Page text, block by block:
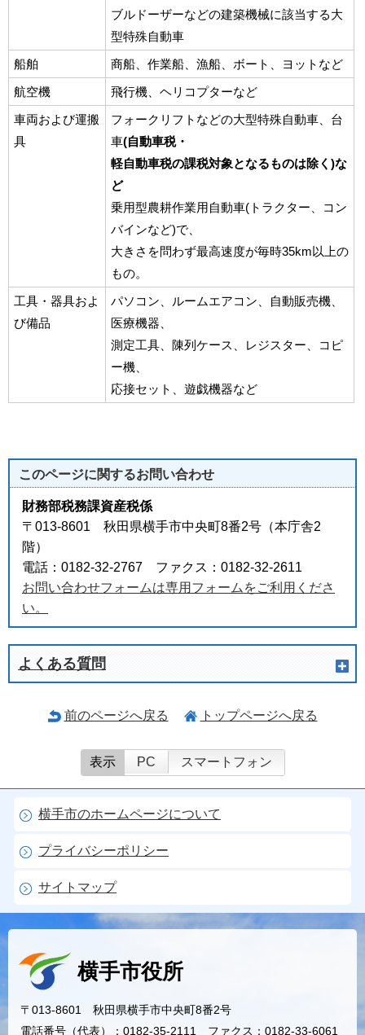
ブルドーザーなどの建築機械に該当する大
型特殊自動車
船舶
商船、作業船、漁船、ボート、ヨットなど
航空機
飛行機、ヘリコプターなど
車両および運搬
具
フォークリフトなどの大型特殊自動車、台
車(自動車税・
軽自動車税の課税対象となるものは除く)な
ど
乗用型農耕作業用自動車(トラクター、コン
バインなど)で、
大きさを問わず最高速度が毎時35km以上の
もの。
工具・器具およ
び備品
パソコン、ルームエアコン、自動販売機、
医療機器、
測定工具、陳列ケース、レジスター、コピ
ー機、
応接セット、遊戯機器など
このページに関するお問い合わせ
財務部税務課資産税係
〒013-8601 秋田県横手市中央町8番2号（本庁舎2
階）
電話：0182-32-2767 ファクス：0182-32-2611
お問い合わせフォームは専用フォームをご利用くださ
い。
よくある質問
前のページへ戻る トップページへ戻る
表示 PC スマートフォン
横手市のホームページについて
プライバシーポリシー
サイトマップ
横手市役所
〒013-8601 秋田県横手市中央町8番2号
電話番号（代表）：0182-35-2111 ファクス：0182-33-6061